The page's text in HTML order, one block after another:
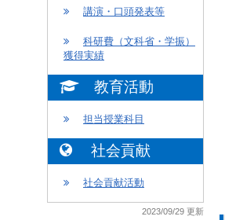
講演・口頭発表等
科研費（文科省・学振）
獲得実績
教育活動
担当授業科目
社会貢献
社会貢献活動
2023/09/29 更新